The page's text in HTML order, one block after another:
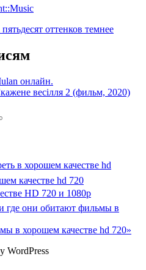
оттенков темнее
онлайн.
весілля 2 (фильм, 2020)
в хорошем качестве hd
качестве hd 720
HD 720 и 1080p
где они обитают фильмы в
в хорошем качестве hd 720»
WordPress